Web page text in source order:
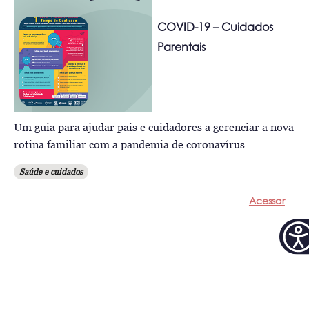
COVID-19 – Cuidados
Parentais
Um guia para ajudar pais e cuidadores a gerenciar a nova
rotina familiar com a pandemia de coronavírus
Saúde e cuidados
Acessar